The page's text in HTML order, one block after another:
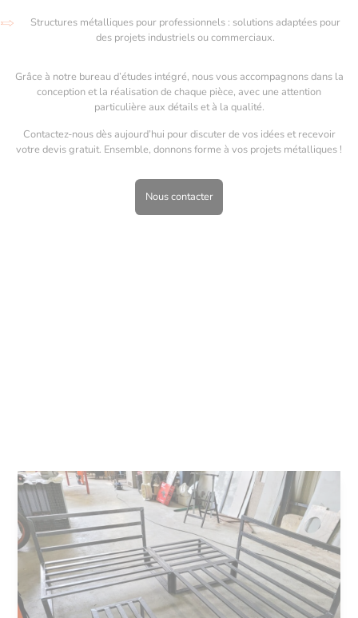
Structures métalliques pour professionnels : solutions adaptées pour
des projets industriels ou commerciaux.
Grâce à notre bureau d’études intégré, nous vous accompagnons dans la
conception et la réalisation de chaque pièce, avec une attention
particulière aux détails et à la qualité.
Contactez-nous dès aujourd’hui pour discuter de vos idées et recevoir
votre devis gratuit. Ensemble, donnons forme à vos projets métalliques !
Nous contacter